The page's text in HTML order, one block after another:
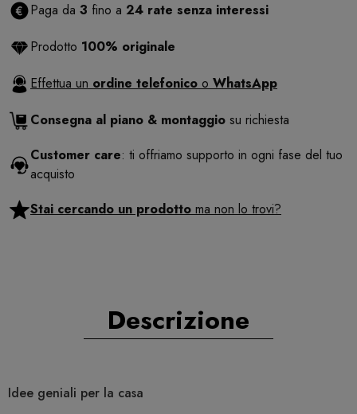
Paga da 3 fino a 24 rate senza interessi
Prodotto 100% originale
Effettua un ordine telefonico o WhatsApp
Consegna al piano & montaggio su richiesta
Customer care: ti offriamo supporto in ogni fase del tuo
acquisto
Stai cercando un prodotto ma non lo trovi?
Descrizione
Idee geniali per la casa